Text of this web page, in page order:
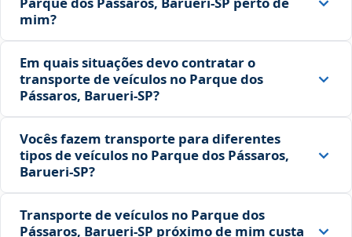
mim?
Em quais situações devo contratar o
transporte de veículos no Parque dos
Pássaros, Barueri‑SP?
Vocês fazem transporte para diferentes
tipos de veículos no Parque dos Pássaros,
Barueri‑SP?
Transporte de veículos no Parque dos
Pássaros, Barueri‑SP próximo de mim custa